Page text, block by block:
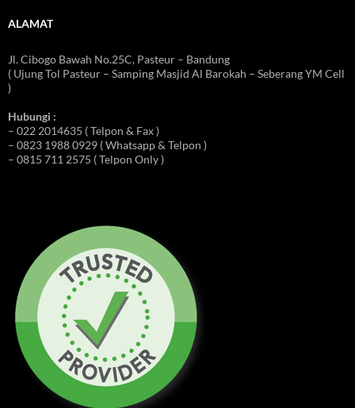
ALAMAT
Jl. Cibogo Bawah No.25C, Pasteur – Bandung
( Ujung Tol Pasteur – Samping Masjid Al Barokah – Seberang YM Cell
)
Hubungi :
– 022 2014635 ( Telpon & Fax )
– 0823 1988 0929 ( Whatsapp & Telpon )
– 0815 711 2575 ( Telpon Only )